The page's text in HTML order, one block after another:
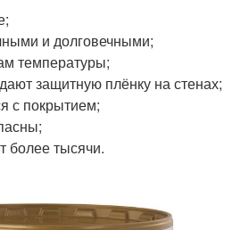
и долговечными;
температуры;
защитную плёнку на стенах;
с покрытием;
более тысячи.